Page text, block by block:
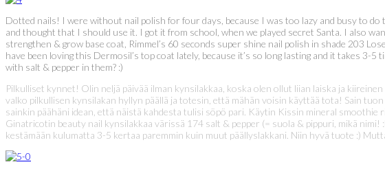
Dotted nails! I were without nail polish for four days, because I was too lazy and busy to
and thought that I should use it. I got it from school, when we played secret Santa. I also
strengthen & grow base coat, Rimmel’s 60 seconds super shine nail polish in shade 203
have been loving this Dermosil’s top coat lately, because it’s so long lasting and it takes
with salt & pepper in them? :)
Pilkulliset kynnet! Olin neljä päivää ilman kynsilakkaa, koska olen ollut liian laiska ja
valko pilkullisen kynsilakan hyllyn päällä ja totesin, että mähän voisin käyttää tota! Sain
sainkin päähäni idean, että näistä kahdesta tulisi söpö pari. Käytin Kissin mineral
Ginatricotin beauty nail kynsilakkaa värissä 174 salt & pepper (= suola & pippuri, mikä
kestämään kulumatta 3-5 kertaa paremmin kuin muut päällyslakkani. Niin hyvä tuote :)